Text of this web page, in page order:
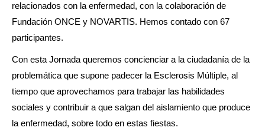
relacionados con la enfermedad, con la colaboración de
Fundación ONCE y NOVARTIS. Hemos contado con 67
participantes.
Con esta Jornada queremos concienciar a la ciudadanía de la
problemática que supone padecer la Esclerosis Múltiple, al
tiempo que aprovechamos para trabajar las habilidades
sociales y contribuir a que salgan del aislamiento que produce
la enfermedad, sobre todo en estas fiestas.